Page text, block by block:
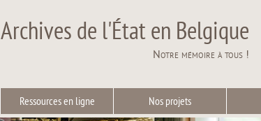
Archives de l'État en Belgique
Notre mémoire à tous !
Ressources en ligne Nos projets